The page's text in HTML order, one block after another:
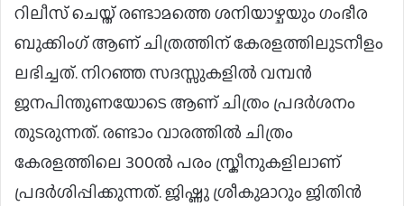
റിലീസ് ചെയ്ത് രണ്ടാമത്തെ ശനിയാഴ്ചയും ഗംഭീര
ബുക്കിംഗ് ആണ് ചിത്രത്തിന് കേരളത്തിലുടനീളം
ലഭിച്ചത്. നിറഞ്ഞ സദസ്സുകളിൽ വമ്പൻ
ജനപിന്തുണയോടെ ആണ് ചിത്രം പ്രദർശനം
തുടരുന്നത്. രണ്ടാം വാരത്തിൽ ചിത്രം
കേരളത്തിലെ 300ൽ പരം സ്ക്രീനുകളിലാണ്
പ്രദർശിപ്പിക്കുന്നത്. ജിഷ്ണു ശ്രീകുമാറും ജിതിൻ